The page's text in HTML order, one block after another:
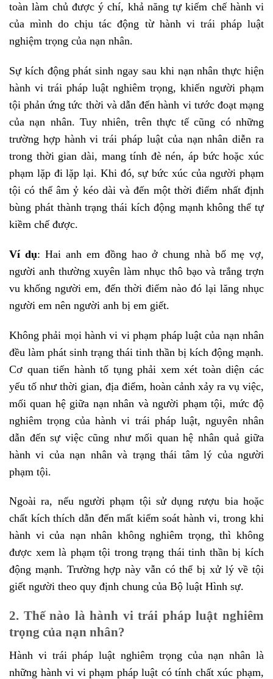
toàn làm chủ được ý chí, khả năng tự kiếm chế hành vi
của mình do chịu tác động từ hành vi trái pháp luật
nghiệm trọng của nạn nhân.
Sự kích động phát sinh ngay sau khi nạn nhân thực hiện
hành vi trái pháp luật nghiêm trọng, khiến người phạm
tội phản ứng tức thời và dẫn đến hành vi tước đoạt mạng
của nạn nhân. Tuy nhiên, trên thực tế cũng có những
trường hợp hành vi trái pháp luật của nạn nhân diễn ra
trong thời gian dài, mang tính đè nén, áp bức hoặc xúc
phạm lặp đi lặp lại. Khi đó, sự bức xúc của người phạm
tội có thể âm ỷ kéo dài và đến một thời điểm nhất định
bùng phát thành trạng thái kích động mạnh không thể tự
kiềm chế được.
Ví dụ: Hai anh em đồng hao ở chung nhà bố mẹ vợ,
người anh thường xuyên làm nhục thô bạo và trắng trợn
vu khống người em, đến thời điểm nào đó lại lăng nhục
người em nên người anh bị em giết.
Không phải mọi hành vi vi phạm pháp luật của nạn nhân
đều làm phát sinh trạng thái tinh thần bị kích động mạnh.
Cơ quan tiến hành tố tụng phải xem xét toàn diện các
yếu tố như thời gian, địa điểm, hoàn cảnh xảy ra vụ việc,
mối quan hệ giữa nạn nhân và người phạm tội, mức độ
nghiêm trọng của hành vi trái pháp luật, nguyên nhân
dẫn đến sự việc cũng như mối quan hệ nhân quả giữa
hành vi của nạn nhân và trạng thái tâm lý của người
phạm tội.
Ngoài ra, nếu người phạm tội sử dụng rượu bia hoặc
chất kích thích dẫn đến mất kiểm soát hành vi, trong khi
hành vi của nạn nhân không nghiêm trọng, thì không
được xem là phạm tội trong trạng thái tinh thần bị kích
động mạnh. Trường hợp này vẫn có thể bị xử lý về tội
giết người theo quy định chung của Bộ luật Hình sự.
2. Thế nào là hành vi trái pháp luật nghiêm
trọng của nạn nhân?
Hành vi trái pháp luật nghiêm trọng của nạn nhân là
những hành vi vi phạm pháp luật có tính chất xúc phạm,